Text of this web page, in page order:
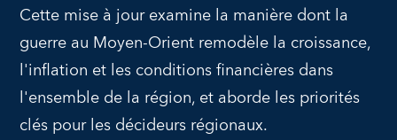
Cette mise à jour examine la manière dont la
guerre au Moyen-Orient remodèle la croissance,
l'inflation et les conditions financières dans
l'ensemble de la région, et aborde les priorités
clés pour les décideurs régionaux.